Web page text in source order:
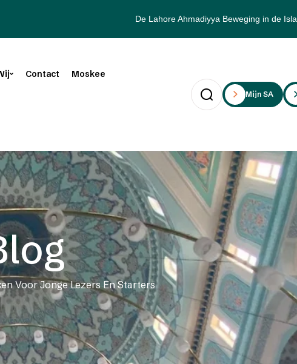
De Lahore Ahmadiyya Beweging in de
Contact Moskee
Mijn SAii
Voor Jonge Lezers En Starters